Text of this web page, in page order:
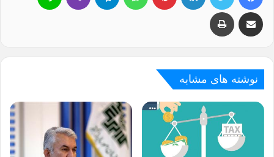
اشتراک گذاری با ایمیل چاپ
نوشته های مشابه